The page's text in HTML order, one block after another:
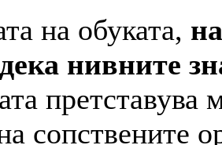
на обуката,
дека нивните
сопствените